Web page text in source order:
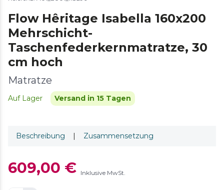
Flow Hêritage Isabella 160x200
Mehrschicht-
Taschenfederkernmatratze, 30
cm hoch
Matratze
Auf Lager Versand in 15 Tagen
Beschreibung | Zusammensetzung
609,00 € Inklusive MwSt.